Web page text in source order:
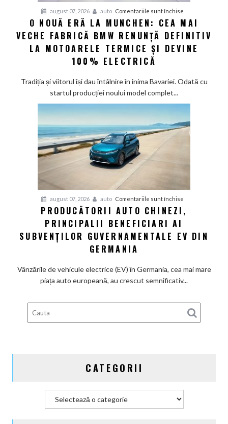
șapte
noi
august 07, 2026 auto Comentariile sunt închise
O
nouă
eră
Cea
BMW
renunță
și
100%
O NOUĂ ERĂ LA MUNCHEN: CEA MAI
VECHE FABRICĂ BMW RENUNȚĂ DEFINITIV
LA MOTOARELE TERMICE ȘI DEVINE
100% ELECTRICĂ
Tradiția și viitorul își dau întâlnire în inima Bavariei. Odată cu
startul producției noului model complet...
august 07, 2026 auto Comentariile sunt închise
chinezi,
din
Germania
PRODUCĂTORII AUTO CHINEZI,
PRINCIPALII BENEFICIARI AI
SUBVENȚILOR GUVERNAMENTALE EV DIN
GERMANIA
Vânzările de vehicule electrice (EV) în Germania, cea mai mare
piața auto europeană, au crescut semnificativ...
CATEGORII